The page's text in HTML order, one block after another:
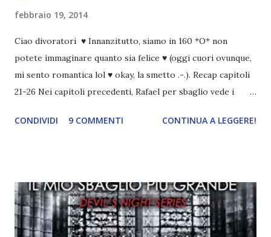
febbraio 19, 2014
Ciao divoratori ♥ Innanzitutto, siamo in 160 *O* non
potete immaginare quanto sia felice ♥ (oggi cuori ovunque,
mi sento romantica lol ♥ okay, la smetto .-.). Recap capitoli
21-26 Nei capitoli precedenti, Rafael per sbaglio vede i
incontrano e Hesediel mostra loro come combattere i puri.
angelo puro, Elemiah. Ma, a differenza di cosa pensano,
l'angelo non ha intenzione di fare una strage, piuttosto è lì
per avvertili che Mikael non è più "l'angelo puro" che
CONDIVIDI 9 COMMENTI CONTINUA A LEGGERE!